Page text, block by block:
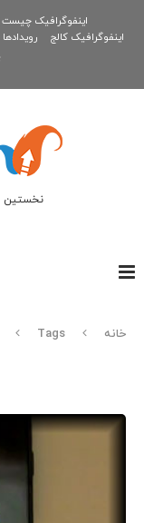
اینفوگرافیک چیست
اینفوگرافیک کالج
رویدادها
نخستین
خانه Tags